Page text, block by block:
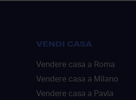
VENDI CASA
Vendere casa a Roma
Vendere casa a Milano
Vendere casa a Pavia